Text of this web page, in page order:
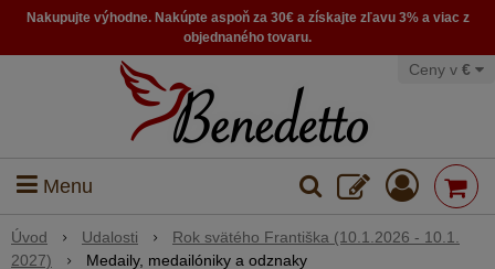
Nakupujte výhodne. Nakúpte aspoň za 30€ a získajte zľavu 3% a viac z
objednaného tovaru.
Menu
Ceny v €
Úvod Udalosti
Rok svätého Františka (10.1.2026 - 10.1.
2027)
Medaily, medailóniky a odznaky